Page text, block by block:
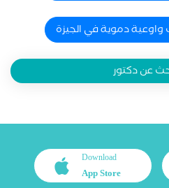
واوعية دموية في الجيزة
عن دكتور
Download
App Store